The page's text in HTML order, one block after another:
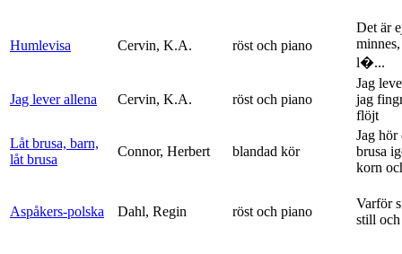
Humlevisa Cervin, K.A. röst och piano
Det är
l�...
Jag lever allena Cervin, K.A. röst och piano
Jag
jag
flöjt
Låt brusa, barn,
låt brusa
Connor, Herbert blandad kör
Jag hör
brusa
korn
Aspåkers-polska Dahl, Regin röst och piano
Varför
still